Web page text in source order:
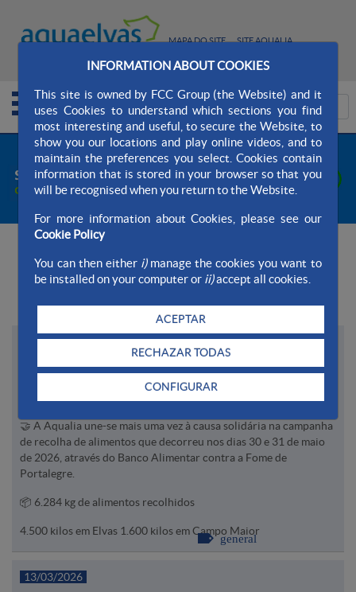
INFORMATION ABOUT COOKIES
This site is owned by FCC Group (the Website) and it
uses Cookies to understand which sections you find
most interesting and useful, to secure the Website, to
show you our locations and play online videos, and to
maintain the preferences you select. Cookies contain
information that is stored in your browser so that you
will be recognised when you return to the Website.
For more information about Cookies, please see our
Cookie Policy
You can then either i)manage the cookies you want to
be installed on your computer or ii)accept all cookies.
ACEPTAR
RECHAZAR TODAS
CONFIGURAR
MAPA DO SITE SITE AQUALIA
CONTATO
Últimas notícias
01/06/2026
Aqualia apoia Banco Alimentar de Portalegre
🤝 A Aqualia une-se mais uma vez à causa solidária na campanha
de recolha de alimentos que decorreu nos dias 30 e 31 de maio
de 2026, através do Banco Alimentar contra a Fome de
Portalegre.
📦 6.284 kg de alimentos recolhidos
4.500 kilos em Elvas 1.600 kilos em Campo Maior
general
13/03/2026